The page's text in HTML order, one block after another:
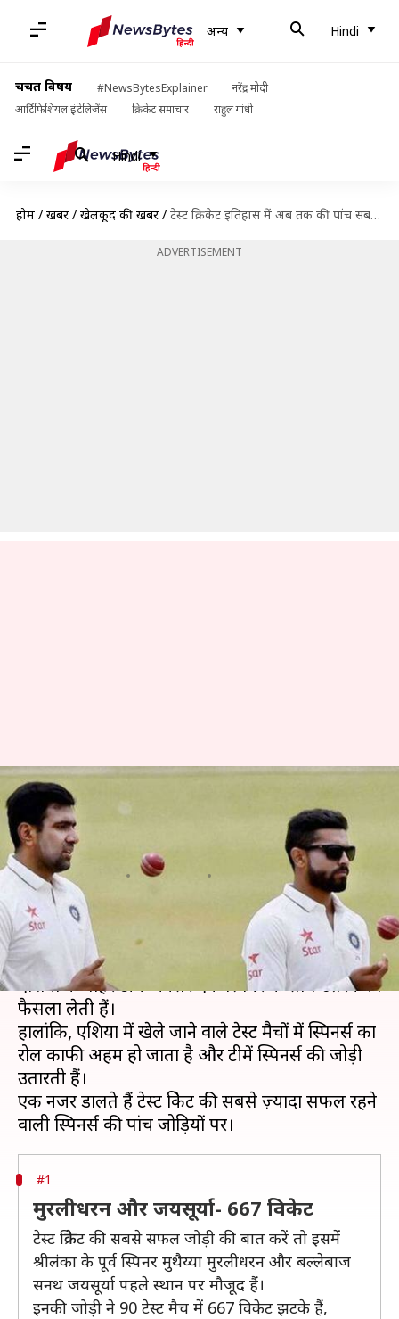
अन्य Hindi
चर्चित विषय #NewsBytesExplainer
नरेंद्र मोदी
आर्टिफिशियल इंटेलिजेंस
क्रिकेट समाचार राहुल गांधी
Hindi
होम / खबरें / खेलकूद की खबरें / टेस्ट क्रिकेट इतिहास में अब तक की पांच सबसे बेहतरीन स्पिन गेंदबाजी जोड़ियां
ADVERTISEMENT
टेस्ट क्रिकेट इतिहास में अब तक की
पांच सबसे बेहतरीन स्पिन गेंदबाजी
जोड़ियां
लेखन Neeraj Pandey May 24, 2020
क्या है खबर?
टेस्ट क्रिकेट में स्पिनर्स का रोल काफी अहम होता है, लेकिन
एशिया के बाहर टीमें अक्सर एक स्पिनर के साथ उतरने का
फैसला लेती हैं।
हालांकि, एशिया में खेले जाने वाले टेस्ट मैचों में स्पिनर्स का
रोल काफी अहम हो जाता है और टीमें स्पिनर्स की जोड़ी
उतारती हैं।
एक नजर डालते हैं टेस्ट क्रिकेट की सबसे ज़्यादा सफल रहने
#1
मुरलीधरन और जयसूर्या- 667 विकेट
टेस्ट क्रिकेट की सबसे सफल जोड़ी की बात करें तो इसमें
श्रीलंका के पूर्व स्पिनर मुथैय्या मुरलीधरन और बल्लेबाज
सनथ जयसूर्या पहले स्थान पर मौजूद हैं।
इनकी जोड़ी ने 90 टेस्ट मैच में 667 विकेट झटके हैं,